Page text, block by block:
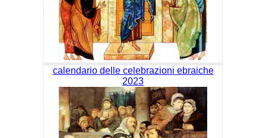
calendario delle celebrazioni ebraiche
2023